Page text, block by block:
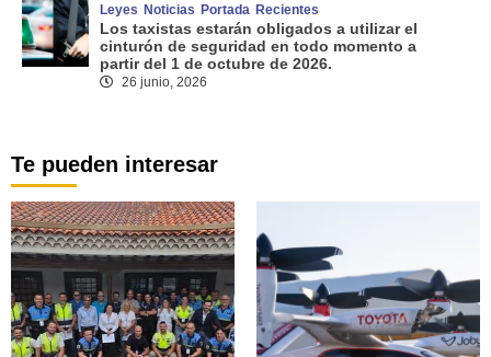
Leyes Noticias Portada Recientes
Los taxistas estarán obligados a utilizar el
cinturón de seguridad en todo momento a
partir del 1 de octubre de 2026.
26 junio, 2026
Te pueden interesar